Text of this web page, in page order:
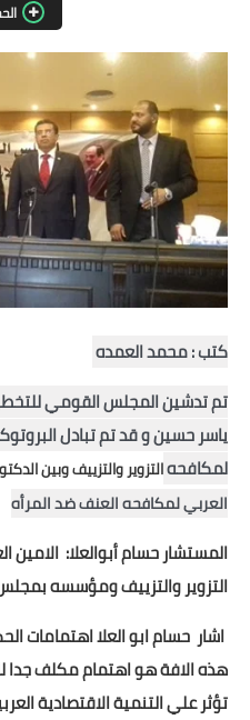
كتب : محمد العمده
تم تدشين المجلس القومي
ياسر حسين و قد تم تبادل
لمكافحهالتزوير والتزييف وبين
العربي لمكافحه العنف ضد المرأه
المستشار حسام أبوالعلا: الامين
التزوير والتزييف ومؤسسه بمجلس
اشار حسام ابو العلا اهتمامات
هذه الافة هو اهتمام مكلف جدا
تؤثر علي التنمية الاقتصادية